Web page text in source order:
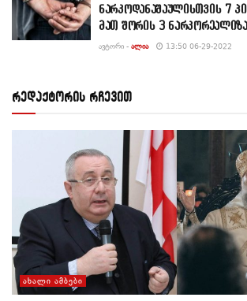
ნარკოდანაშაულისთვის 7
მათ შორის 3
ᲐᲕᲢᲝᲠᲘ - ᲐᲚᲘᲐ 13:50 06-29-2022
რედაქტორის რჩევით
ᲐᲮᲐᲚᲘ ᲐᲛᲑᲔᲑᲘ